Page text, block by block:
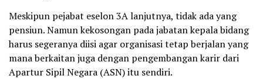
Meskipun pejabat eselon 3A lanjutnya, tidak ada yang
pensiun. Namun kekosongan pada jabatan kepala bidang
harus segeranya diisi agar organisasi tetap berjalan yang
mana berkaitan juga dengan pengembangan karir dari
Apartur Sipil Negara (ASN) itu sendiri.